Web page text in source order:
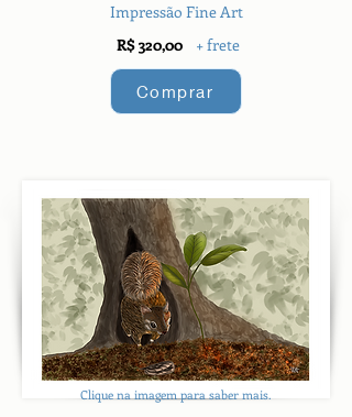
Impressão Fine Art
R$ 320,00
+ frete
Comprar
Clique na imagem para saber mais.